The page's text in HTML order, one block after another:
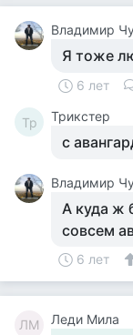
Владимир
Я тоже
6 лет
Tp Tpикcтep
с
Владимир
А куда ж
совсем
6 лет
ЛМ Леди Мила